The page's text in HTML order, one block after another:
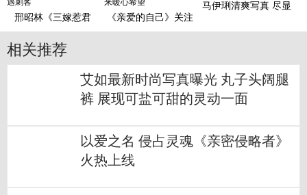
邢昭林《三嫁惹君
心》冤案再起 龙跃狱
中遇刺
《亲爱的自己》关注
女性向话题 人文关怀
马伊琍清爽写真 尽显
相关推荐
艾如最新时尚写真曝光 丸子头阔腿
裤 展现可盐可甜的灵动一面
以爱之名 侵占灵魂《亲密侵略者》
火热上线